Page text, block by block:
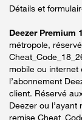
Détails et
Deezer Premium
métropole,
mobile ou internet
l’abonnement
client. Réservé
Deezer ou
remise